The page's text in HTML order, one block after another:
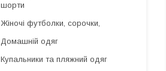
шорти
Жіночі футболки, сорочки,
Домашній одяг
Купальники та пляжний одяг